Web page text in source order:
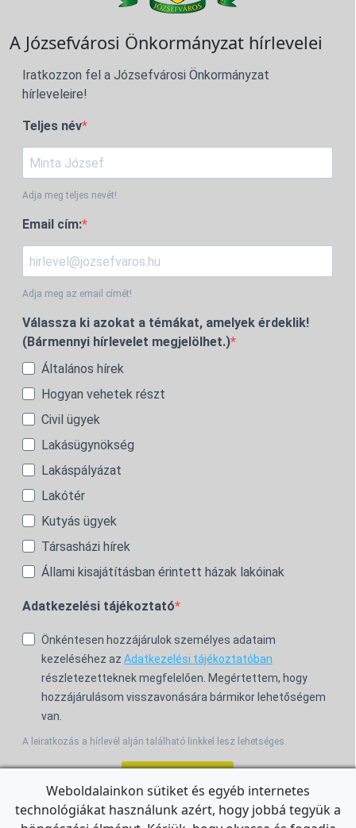
A Józsefvárosi Önkormányzat hírlevelei
Iratkozzon fel a Józsefvárosi Önkormányzat
hírleveleire!
Teljes név
Adja meg teljes nevét!
Email cím:
Adja meg az email címét!
Válassza ki azokat a témákat, amelyek érdeklik!
(Bármennyi hírlevelet megjelölhet.)
Általános hírek
Hogyan vehetek részt
Civil ügyek
Lakásügynökség
Lakáspályázat
Lakótér
Kutyás ügyek
Társasházi hírek
Állami kisajátításban érintett házak lakóinak
Adatkezelési tájékoztató
Önkéntesen hozzájárulok személyes adataim
kezeléséhez az Adatkezelési tájékoztatóban
részletezetteknek megfelelően. Megértettem, hogy
hozzájárulásom visszavonására bármikor lehetőségem
van.
A leiratkozás a hírlevél alján található linkkel lesz lehetséges.
For the English Newsletter, clickHERE.
Weboldalainkon sütiket és egyéb internetes
technológiákat használunk azért, hogy jobbá tegyük a